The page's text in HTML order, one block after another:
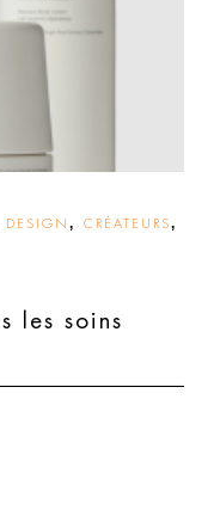
DESIGN , CRÉATEURS,
les soins